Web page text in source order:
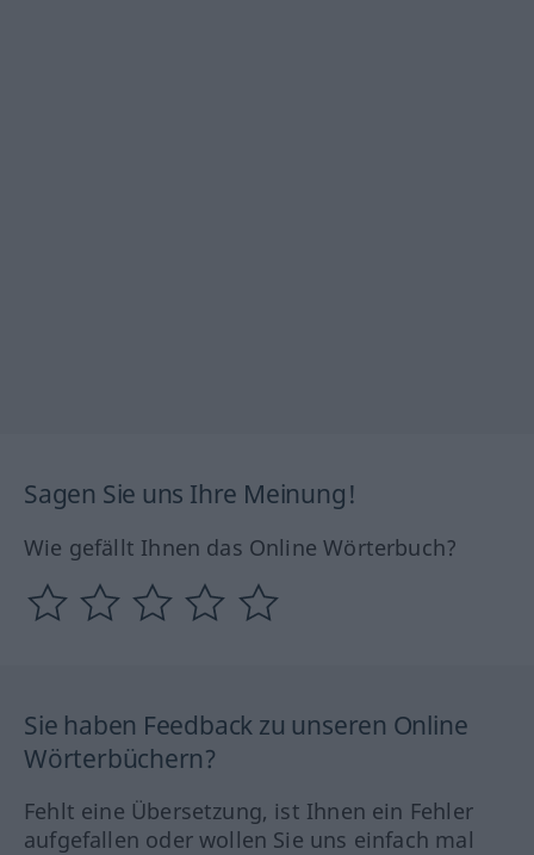
Sagen Sie uns Ihre Meinung!
Wie gefällt Ihnen das Online Wörterbuch?
Sie haben Feedback zu unseren Online
Wörterbüchern?
Fehlt eine Übersetzung, ist Ihnen ein Fehler
aufgefallen oder wollen Sie uns einfach mal